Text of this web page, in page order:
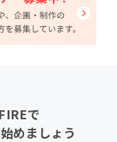
で
めましょう